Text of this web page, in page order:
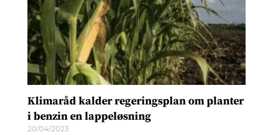
Klimaråd kalder regeringsplan om planter
i benzin en lappeløsning
20/04/2023